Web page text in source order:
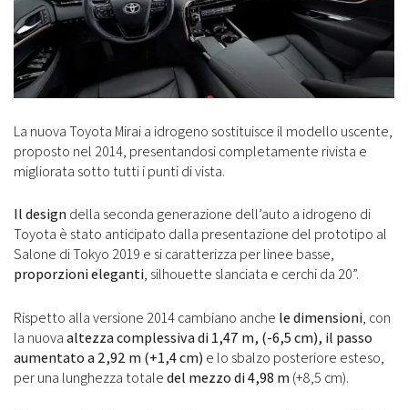
La nuova Toyota Mirai a idrogeno sostituisce il modello uscente,
proposto nel 2014, presentandosi completamente rivista e
migliorata sotto tutti i punti di vista.
Il designdella seconda generazione dell’auto a idrogeno di
Toyota è stato anticipato dalla presentazione del prototipo al
Salone di Tokyo 2019 e si caratterizza per linee basse,
proporzioni eleganti, silhouette slanciata e cerchi da 20”.
Rispetto alla versione 2014 cambiano anche le dimensioni, con
la nuovaaltezza complessiva di 1,47 m, (-6,5 cm), il passo
aumentato a 2,92 m (+1,4 cm) e lo sbalzo posteriore esteso,
per una lunghezza totaledel mezzo di 4,98 m(+8,5 cm).